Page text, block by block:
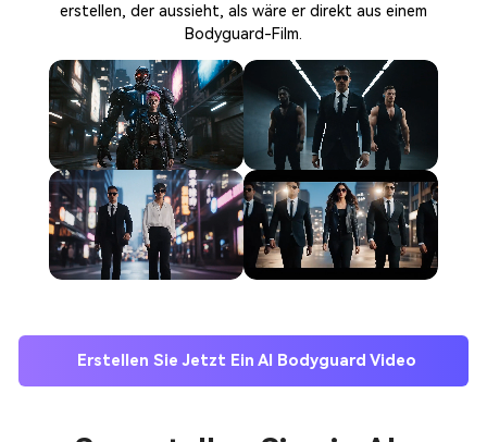
erstellen, der aussieht, als wäre er direkt aus einem
Bodyguard-Film.
Erstellen Sie Jetzt Ein AI Bodyguard Video